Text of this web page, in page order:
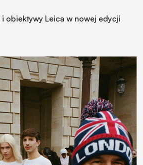
obiektywy Leica w nowej edycji